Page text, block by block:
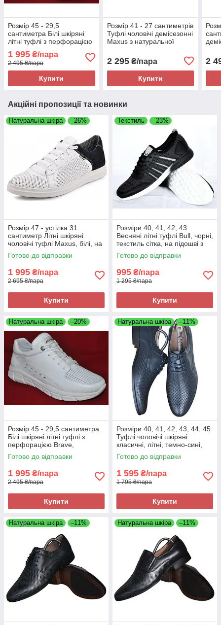
Розмір 45 - 29,5
сантиметра Білі шкіряні
літні туфлі з перфорацією
підошві з піни, легкі та
зручні
1 995 ₴/пара
2 495 ₴/пара
Купити
Розмір 41 - 27 сантиметрів
Туфлі чоловічі демісезонні
Maxus з натуральної
2 295₴/пара
Купити
та
2
Акційні пропозиції та новинки
Натуральна шкіра –26%
Розмір 47 - устілка 31
сантиметр Літні шкіряні
чоловічі туфлі Maxus, білі, на
підошві з піни, легкі та зручні
Готово до відправки
1 995 ₴/пара
2 695 ₴/пара
Купити
Текстиль –23%
Розміри 40, 41, 42, 43
Весняні літні туфлі Bull, чорні,
текстиль сітка, на підошві з
піни, легкі та зручні
Готово до відправки
995 ₴/пара
1 295 ₴/пара
Купити
Натуральна шкіра –20%
Розмір 45 - 29,5 сантиметра
Білі шкіряні літні туфлі з
перфорацією Brave,
повнорозмірні, на підошві з
піни, легкі та зручні
Готово до відправки
1 995 ₴/пара
2 495 ₴/пара
Купити
Натуральна шкіра –11%
Розміри 40, 41, 42, 43, 44, 45
Туфлі чоловічі шкіряні
класичні, літні, темно-сині,
повнорозмірні
Готово до відправки
1 595 ₴/пара
1 795 ₴/пара
Купити
Натуральна шкіра –11% Натуральна шкіра –11%